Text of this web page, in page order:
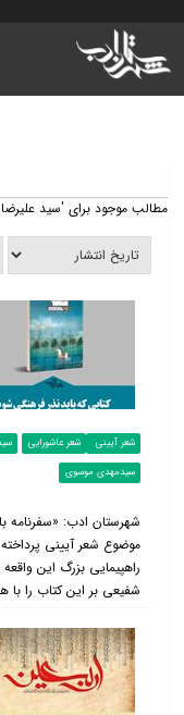
مطالب موجود برای 'سید
شعر آیینی شعر عاشورایی
سیدمهدی موسوی
شهرستان ادب:‌ «سفرنامه
موضوع شعر آیینی پرداخته
راهپیمایی بزرگ این
شفیعی بر این کتاب را با